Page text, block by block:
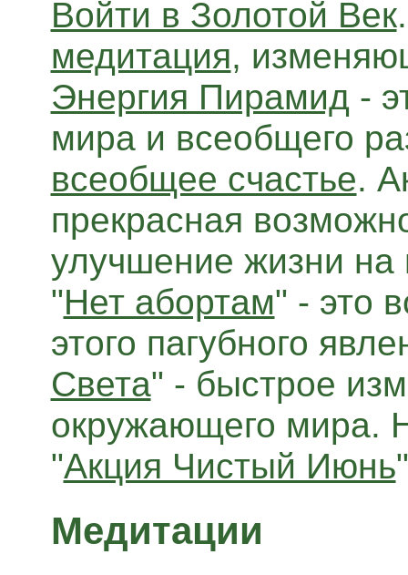
Войти в Золотой Век
медитация,
Энергия Пирамид -
мира и всеобщего
всеобщее счастье.
прекрасная
улучшение жизни
"Нет абортам" - это
этого пагубного
Света" - быстрое
окружающего мира.
"Акция Чистый Июнь
Медитации